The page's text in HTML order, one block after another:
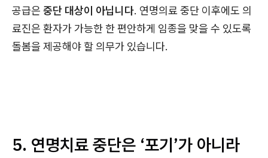
공급은 중단 대상이 아닙니다. 연명의료 중단 이후에도 의
료진은 환자가 가능한 한 편안하게 임종을 맞을 수 있도록
돌봄을 제공해야 할 의무가 있습니다.
5. 연명치료 중단은 ‘포기’가 아니라